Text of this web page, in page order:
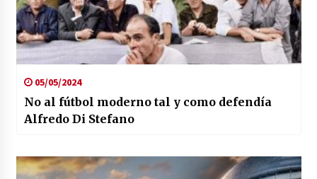
05/05/2024
No al fútbol moderno tal y como defendía
Alfredo Di Stefano